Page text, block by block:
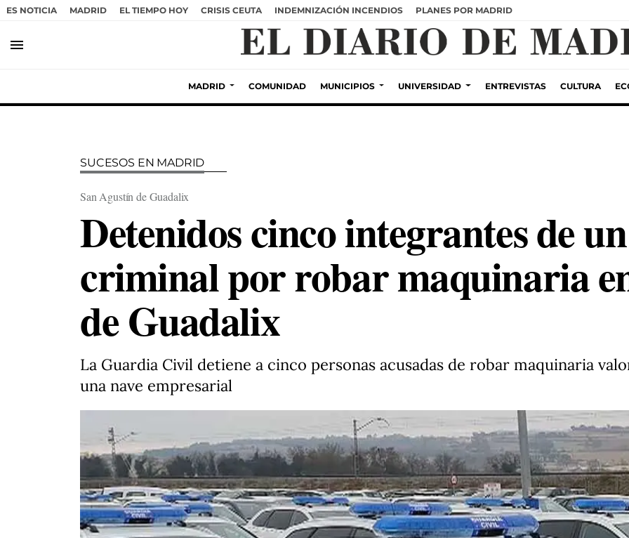
ES NOTICIA MADRID EL TIEMPO HOY CRISIS CEUTA INDEMNIZACIÓN INCENDIOS PLANES POR MADRID
menu
MADRID COMUNIDAD MUNICIPIOS UNIVERSIDAD ENTREVISTAS CULTURA
SUCESOS EN MADRID
San Agustín de Guadalix
Detenidos cinco integrantes de
criminal por robar maquinaria
de Guadalix
La Guardia Civil detiene a cinco personas acusadas de robar maquinaria
una nave empresarial